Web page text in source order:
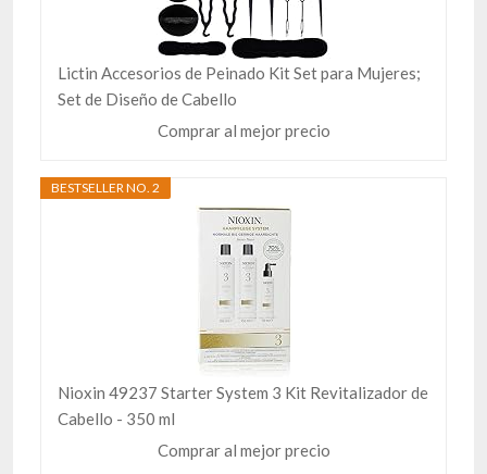
Lictin Accesorios de Peinado Kit Set para Mujeres;
Set de Diseño de Cabello
Comprar al mejor precio
BESTSELLER NO. 2
Nioxin 49237 Starter System 3 Kit Revitalizador de
Cabello - 350 ml
Comprar al mejor precio